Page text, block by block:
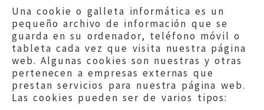
Una cookie o galleta informática es un
pequeño archivo de información que se
guarda en su ordenador, teléfono móvil o
tableta cada vez que visita nuestra página
web. Algunas cookies son nuestras y otras
pertenecen a empresas externas que
prestan servicios para nuestra página web.
Las cookies pueden ser de varios tipos: